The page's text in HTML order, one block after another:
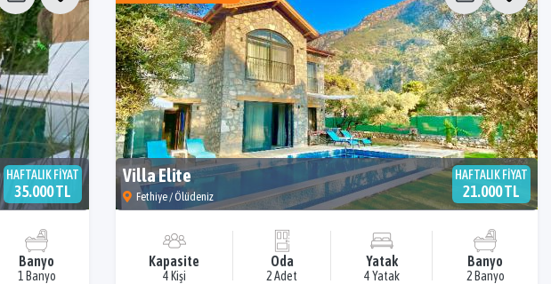
HAFTALIK FİYAT
35.000 TL
Banyo
1 Banyo
Villa Elite
Fethiye / Ölüdeniz
HAFTALIK FİYAT
21.000 TL
Kapasite
4 Kişi
Oda
2 Adet
Yatak
4 Yatak
Banyo
2 Banyo